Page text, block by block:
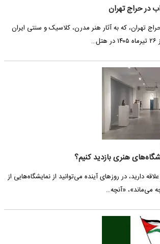
در حراج تهران
تهران، که به آثار هنر مدرن، کلاسیک و سنتی ایران
هنری بازدید کنیم؟
دارید، در روزهای آینده می‌توانید از نمایشگاه‌هایی از
می‌ماند»، «آنچه…